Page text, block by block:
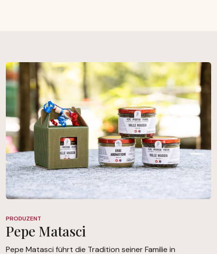
PRODUZENT
Pepe Matasci
Pepe Matasci führt die Tradition seiner Familie in